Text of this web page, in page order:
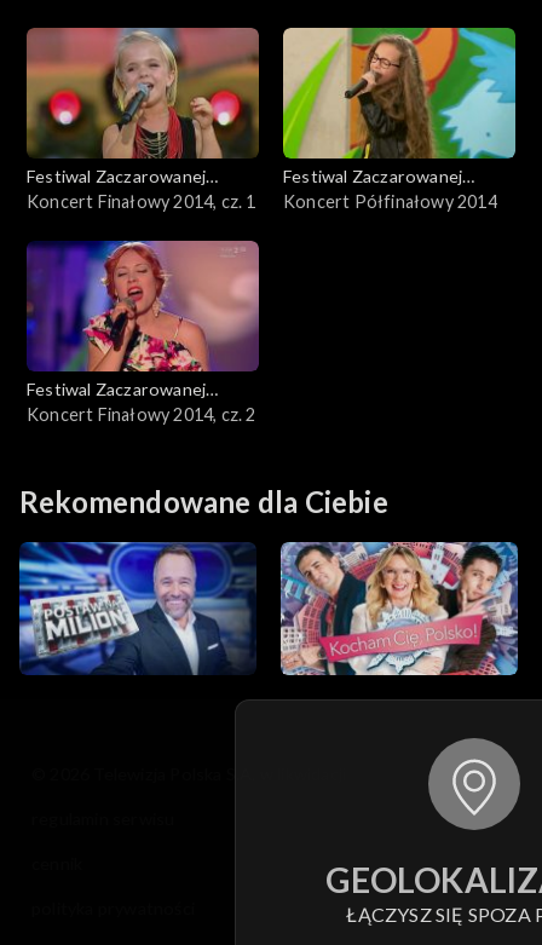
Festiwal Zaczarowanej
Piosenki
Koncert Finałowy 2014, cz. 1
Festiwal Zaczarowanej
Piosenki
Koncert Półfinałowy 2014
Festiwal Zaczarowanej
Piosenki
Koncert Finałowy 2014, cz. 2
Rekomendowane dla Ciebie
ŁĄCZYSZ SIĘ SPOZA